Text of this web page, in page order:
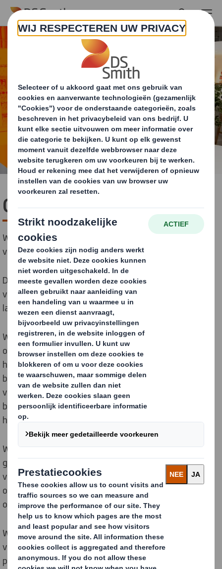
Skip to main content
Circulariteit
We nemen maatregelen om afval en vervuiling te
voorkomen en om materialen in gebruik te houden.
De circulaire economie is ontworpen om afval en
vervuiling te elimineren en materialen en producten
langer in gebruik te houden.
We maken gebruik van onze Circular Design Principles
om onze klanten te helpen circulariteit te omarmen en
helpen hen zo hun bredere duurzaamheidsdoelen te
bereiken. Door 100% recyclebare of herbruikbare
verpakkingen te ontwerpen en onze klanten te helpen
bij het elimineren van moeilijk te recyclen plastics,
houden we materialen langer in gebruik.
We zorgen ervoor dat er niet meer materiaal wordt
gebruikt dan nodig is en optimaliseren verpakkingen
voor individuele supply chains. Dit vermindert de druk
op natuurlijke hulpbronnen en de hoeveelheid afval die
op de stortplaats terechtkomt.
We blijven innoveren in nieuwe gebieden, inclusief het
verkennen van oplossingen voor hergebruik om ons
product langer in gebruik te houden.